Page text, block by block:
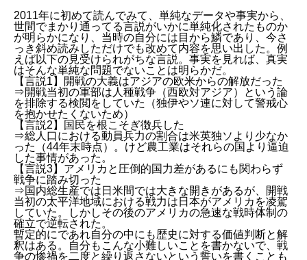
2011年に初めて読んでみて、単純なデータや事実から、
世間でまかり通ってる言説がいかに単純化されたものか
が明らかになり、当時の自分には目から鱗であり、今さ
っき斜め読みしただけでも改めて内容を思い出した。例
えば以下の見受けられがちな言説。事実を見れば、真実
はそんな単純な問題でないことは明らかだ。
【言説1】開戦の大義はアジアの欧米からの解放だった
⇒開戦当初の軍部は人種戦争（西欧対アジア）という論
を排除する検閲をしていた（独伊やソ連に対して警戒心
を抱かせたくないため）
【言説2】国民を根こそぎ徴兵した
⇒総人口における動員兵力の割合は米英独ソより少なか
った（44年末時点）。けど農工業はそれらの国より逼迫
した事情があった。
【言説3】アメリカと圧倒的国力差があるにも関わらず
戦争に踏み切った
⇒国内総生産では日米間では大きな開きがあるが、開戦
当初の太平洋地域における戦力は日本がアメリカを凌駕
していた。しかしその後のアメリカの急速な戦時体制の
確立で逆転された。
暫定的にであれ自分の中にも歴史に対する価値判断と解
釈はある。自分もこんな小難しいことを書かないで、戦
争の惨禍を二度と繰り返さないという誓いを書くことも